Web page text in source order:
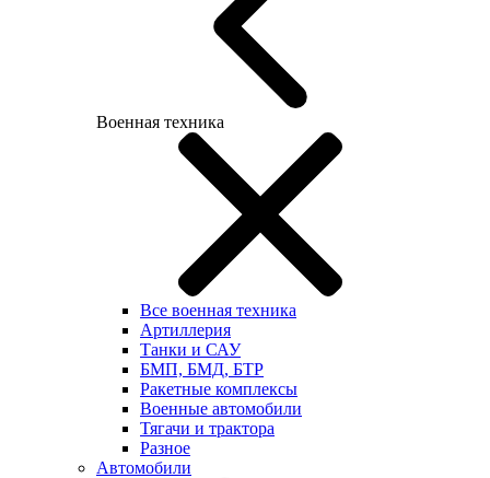
Военная техника
Все военная техника
Артиллерия
Танки и САУ
БМП, БМД, БТР
Ракетные комплексы
Военные автомобили
Тягачи и трактора
Разное
Автомобили